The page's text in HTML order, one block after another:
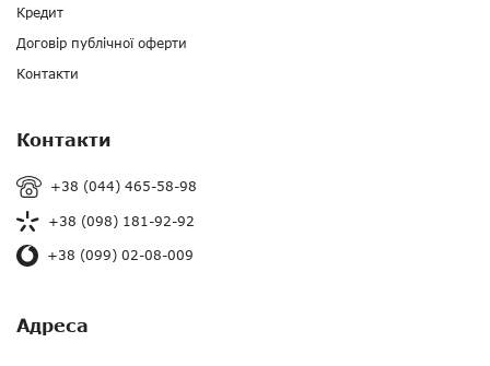
Кредит
Договір публічної оферти
Контакти
Контакти
+38 (044) 465-58-98
+38 (098) 181-92-92
+38 (099) 02-08-009
Адреса